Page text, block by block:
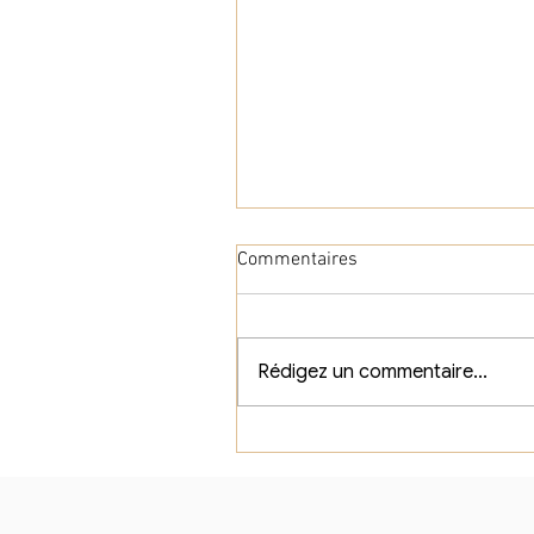
Commentaires
Rédigez un commentaire...